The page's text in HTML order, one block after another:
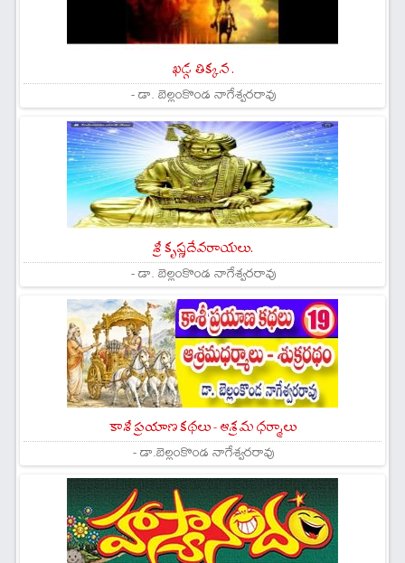
ఖడ్గ తిక్కన .
- డా. బెల్లంకొండ నాగేశ్వరరావు
శ్రీ కృష్ణదేవరాయలు.
- డా. బెల్లంకొండ నాగేశ్వరరావు
కాశీ ప్రయాణ కథలు - ఆశ్రమ ధర్మాలు
- డా.బెల్లంకొండ నాగేశ్వరరావు